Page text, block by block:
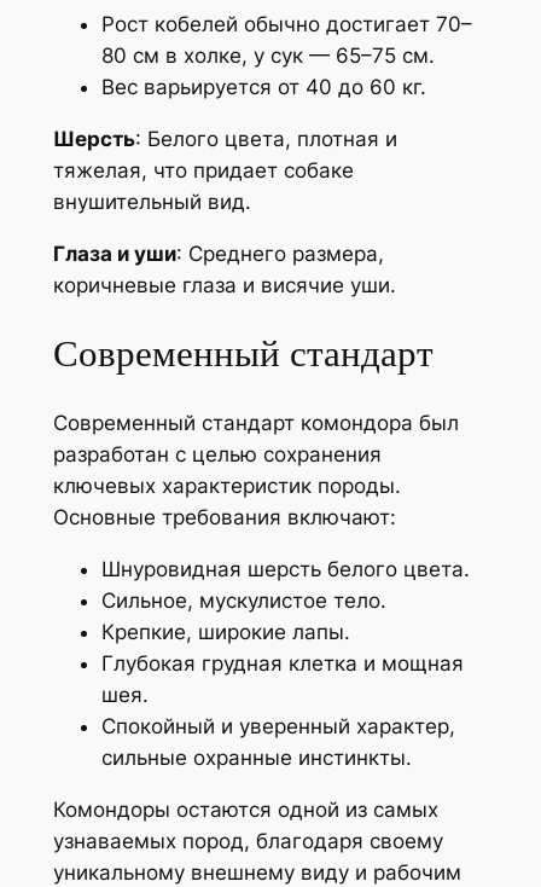
Рост кобелей обычно достигает 70–
80 см в холке, у сук — 65–75 см.
Вес варьируется от 40 до 60 кг.
Шерсть: Белого цвета, плотная и
тяжелая, что придает собаке
внушительный вид.
Глаза и уши: Среднего размера,
коричневые глаза и висячие уши.
Современный стандарт
Современный стандарт комондора был
разработан с целью сохранения
ключевых характеристик породы.
Основные требования включают:
Шнуровидная шерсть белого цвета.
Сильное, мускулистое тело.
Крепкие, широкие лапы.
Глубокая грудная клетка и мощная
шея.
Спокойный и уверенный характер,
сильные охранные инстинкты.
Комондоры остаются одной из самых
узнаваемых пород, благодаря своему
уникальному внешнему виду и рабочим